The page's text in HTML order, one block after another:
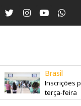
Brasil
Inscrições
terça-feira